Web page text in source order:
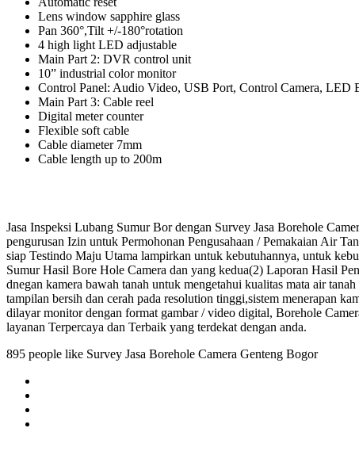
Lens window sapphire glass
Pan 360°,Tilt +/-180°rotation
4 high light LED adjustable
Main Part 2: DVR control unit
10” industrial color monitor
Control Panel: Audio Video, USB Port, Control Camera, LED
Main Part 3: Cable reel
Digital meter counter
Flexible soft cable
Cable diameter 7mm
Cable length up to 200m
Jasa Inspeksi Lubang Sumur Bor dengan Survey Jasa Borehole
pengurusan Izin untuk Permohonan Pengusahaan / Pemakaian Air
siap Testindo Maju Utama lampirkan untuk kebutuhannya, untuk
Sumur Hasil Bore Hole Camera dan yang kedua(2) Laporan Hasil
dnegan kamera bawah tanah untuk mengetahui kualitas mata air
tampilan bersih dan cerah pada resolution tinggi,sistem menerapan
dilayar monitor dengan format gambar / video digital, Borehole
layanan Terpercaya dan Terbaik yang terdekat dengan anda.
895 people like Survey Jasa Borehole Camera Genteng Bogor